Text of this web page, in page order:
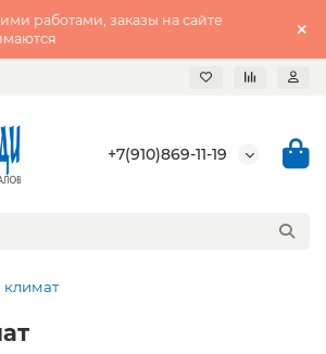
работами, заказы на сайте
+7(910)869-11-19
климат